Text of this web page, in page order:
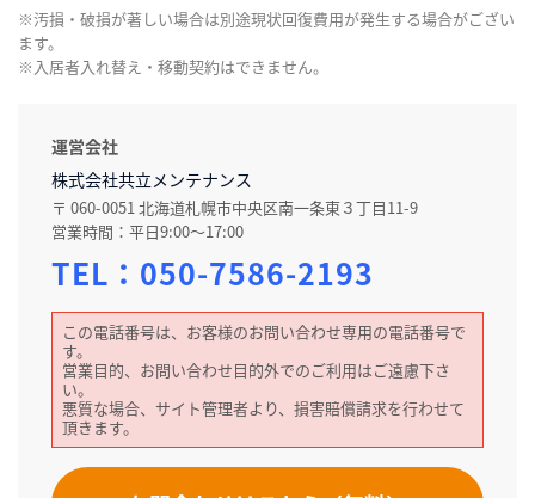
※汚損・破損が著しい場合は別途現状回復費用が発生する場合がござい
ます。
※入居者入れ替え・移動契約はできません。
運営会社
株式会社共立メンテナンス
〒 060-0051 北海道札幌市中央区南一条東３丁目11-9
営業時間：平日9:00～17:00
TEL： 050-7586-2193
この電話番号は、お客様のお問い合わせ専用の電話番号で
す。
営業目的、お問い合わせ目的外でのご利用はご遠慮下さ
い。
悪質な場合、サイト管理者より、損害賠償請求を行わせて
頂きます。